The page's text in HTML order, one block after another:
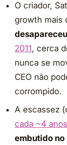
O criador,
growth mais
desapareceu
2011, cerca
nunca se
CEO não
corrompido.
A escassez
cada ~4 anos
embutido